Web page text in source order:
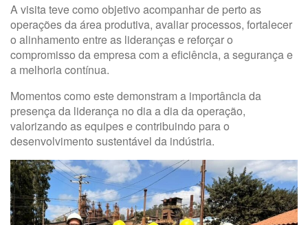
A visita teve como objetivo acompanhar de perto as
operações da área produtiva, avaliar processos, fortalecer
o alinhamento entre as lideranças e reforçar o
compromisso da empresa com a eficiência, a segurança e
a melhoria contínua.
Momentos como este demonstram a importância da
presença da liderança no dia a dia da operação,
valorizando as equipes e contribuindo para o
desenvolvimento sustentável da indústria.